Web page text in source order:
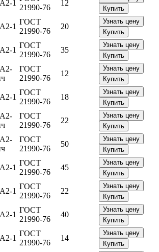
1
21990-76
12
Купить
1
ГОСТ
21990-76
20
Узнать цену
Купить
1
ГОСТ
21990-76
35
Узнать цену
Купить
ГОСТ
21990-76
12
Узнать цену
Купить
1
ГОСТ
21990-76
18
Узнать цену
Купить
ГОСТ
21990-76
22
Узнать цену
Купить
ГОСТ
21990-76
50
Узнать цену
Купить
1
ГОСТ
21990-76
45
Узнать цену
Купить
1
ГОСТ
21990-76
22
Узнать цену
Купить
1
ГОСТ
21990-76
40
Узнать цену
Купить
1
ГОСТ
21990-76
14
Узнать цену
Купить